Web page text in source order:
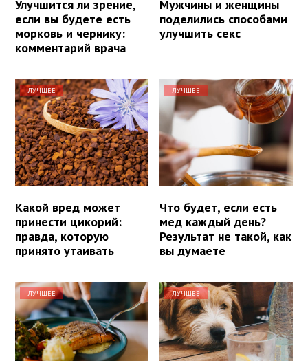
Улучшится ли зрение,
если вы будете есть
морковь и чернику:
комментарий врача
Мужчины и женщины
поделились способами
улучшить секс
ЛУЧШЕЕ
Какой вред может
принести цикорий:
правда, которую
принято утаивать
ЛУЧШЕЕ
Что будет, если есть
мед каждый день?
Результат не такой, как
вы думаете
ЛУЧШЕЕ ЛУЧШЕЕ